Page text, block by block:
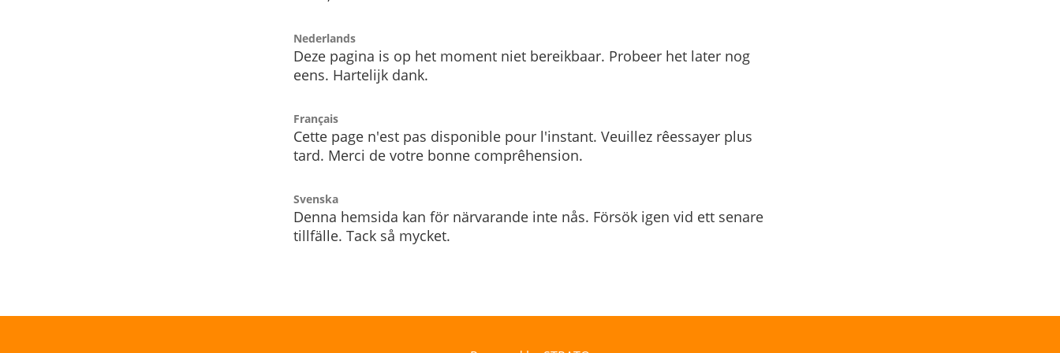
Nederlands
Deze pagina is op het moment niet bereikbaar. Probeer het later nog
eens. Hartelijk dank.
Français
Cette page n'est pas disponible pour l'instant. Veuillez rêessayer plus
tard. Merci de votre bonne comprêhension.
Svenska
Denna hemsida kan för närvarande inte nås. Försök igen vid ett senare
tillfälle. Tack så mycket.